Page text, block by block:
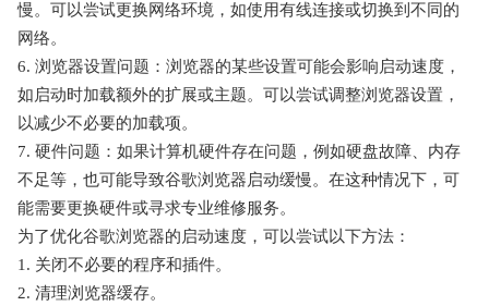
慢。可以尝试更换网络环境，如使用有线连接或切换到不同的
网络。
6. 浏览器设置问题：浏览器的某些设置可能会影响启动速度，
如启动时加载额外的扩展或主题。可以尝试调整浏览器设置，
以减少不必要的加载项。
7. 硬件问题：如果计算机硬件存在问题，例如硬盘故障、内存
不足等，也可能导致谷歌浏览器启动缓慢。在这种情况下，可
能需要更换硬件或寻求专业维修服务。
为了优化谷歌浏览器的启动速度，可以尝试以下方法：
1. 关闭不必要的程序和插件。
2. 清理浏览器缓存。